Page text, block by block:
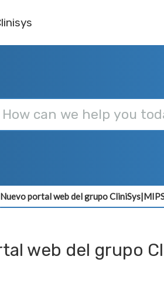
Nuevo portal web del grupo
web del grupo